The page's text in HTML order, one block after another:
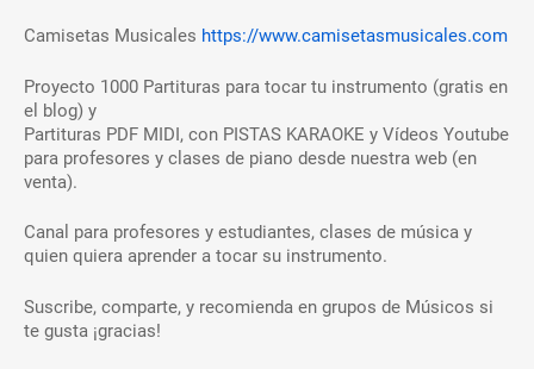
Camisetas Musicales https://www.camisetasmusicales.com
Proyecto 1000 Partituras para tocar tu instrumento (gratis en
el blog) y
Partituras PDF MIDI, con PISTAS KARAOKE y Vídeos Youtube
para profesores y clases de piano desde nuestra web (en
venta).
Canal para profesores y estudiantes, clases de música y
quien quiera aprender a tocar su instrumento.
Suscribe, comparte, y recomienda en grupos de Músicos si
te gusta ¡gracias!